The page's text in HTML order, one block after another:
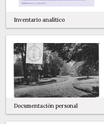
Inventario analítico
Documentación personal